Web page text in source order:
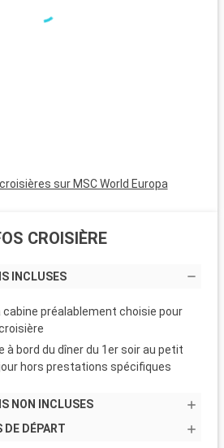
l'histoire de l'éruption de la
sur MSC World Europa
CROISIÈRE
INCLUSES
cabine préalablement choisie pour
à bord du dîner du 1er soir au petit
hors prestations spécifiques
NON INCLUSES
DE DÉPART